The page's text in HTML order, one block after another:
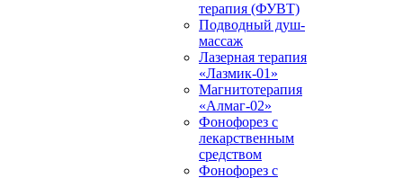
терапия (ФУВТ)
Подводный душ-
массаж
Лазерная терапия
«Лазмик-01»
Магнитотерапия
«Алмаг-02»
Фонофорез с
лекарственным
средством
Фонофорез с